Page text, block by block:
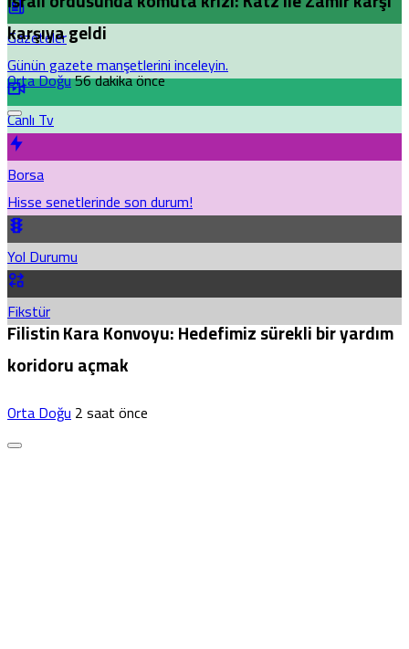
Gazeteler
Günün gazete manşetlerini inceleyin.
Canlı Tv
Borsa
Hisse senetlerinde son durum!
Yol Durumu
Fikstür
karşıya geldi
Orta Doğu56 dakika önce
Filistin Kara Konvoyu: Hedefimiz sürekli bir yardım
koridoru açmak
Orta Doğu2 saat önce